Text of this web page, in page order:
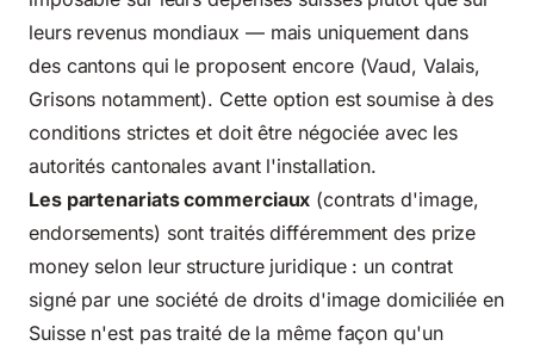
leurs revenus mondiaux — mais uniquement dans
des cantons qui le proposent encore (Vaud, Valais,
Grisons notamment). Cette option est soumise à des
conditions strictes et doit être négociée avec les
autorités cantonales avant l'installation.
Les partenariats commerciaux (contrats d'image,
endorsements) sont traités différemment des prize
money selon leur structure juridique : un contrat
signé par une société de droits d'image domiciliée en
Suisse n'est pas traité de la même façon qu'un